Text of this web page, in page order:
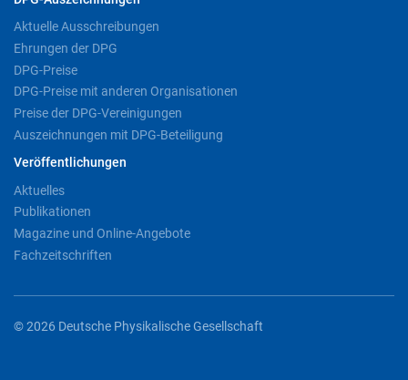
Aktuelle Ausschreibungen
Ehrungen der DPG
DPG-Preise
DPG-Preise mit anderen Organisationen
Preise der DPG-Vereinigungen
Auszeichnungen mit DPG-Beteiligung
Veröffentlichungen
Aktuelles
Publikationen
Magazine und Online-Angebote
Fachzeitschriften
© 2026 Deutsche Physikalische Gesellschaft